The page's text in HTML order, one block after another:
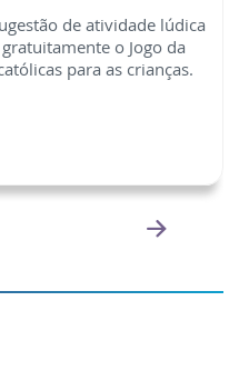
de atividade lúdica
o Jogo da
para as crianças.